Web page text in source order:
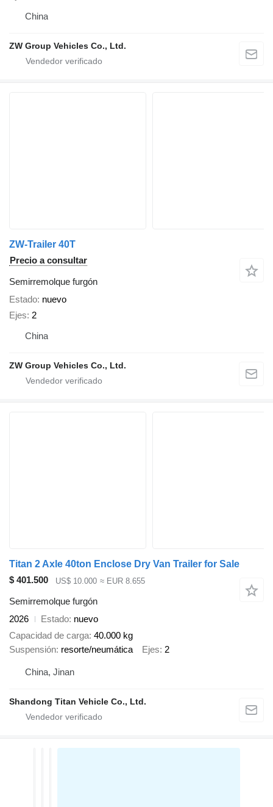
China
ZW Group Vehicles Co., Ltd.
ZW-Trailer 40T
Precio a consultar
Semirremolque furgón
Estado nuevo
Ejes 2
China
ZW Group Vehicles Co., Ltd.
Titan 2 Axle 40ton Enclose Dry Van Trailer for Sale
$ 401.500
US$ 10.000 ≈ EUR 8.655
Semirremolque furgón
2026
Estado nuevo
Capacidad de carga 40.000 kg
Suspensión resorte/neumática Ejes 2
China, Jinan
Shandong Titan Vehicle Co., Ltd.